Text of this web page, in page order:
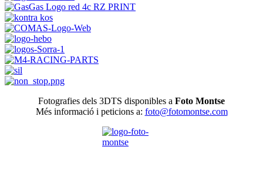
Fotografies dels 3DTS disponibles a Foto Montse
Més informació i peticions a: foto@fotomontse.com